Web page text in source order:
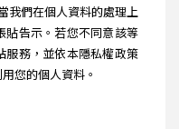
我們在個人資料的處理上
貼告示。若您不同意該等
服務，並依本隱私權政策
您的個人資料。